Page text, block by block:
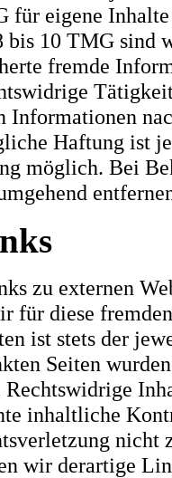
eigene
10 TMG sind
fremde
Informationen
Haftung ist
möglich. Bei
zu externen
für diese
ist stets der
Seiten
Rechtswidrige
inhaltliche
nicht
wir derartige